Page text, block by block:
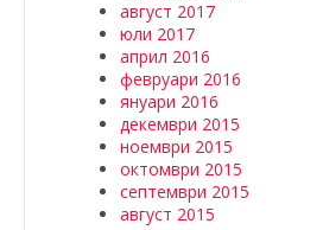
август 2017
юли 2017
април 2016
февруари 2016
януари 2016
декември 2015
ноември 2015
октомври 2015
септември 2015
август 2015